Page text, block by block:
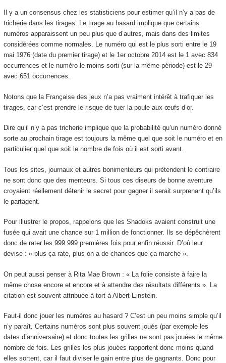
Il y a un consensus chez les statisticiens pour estimer qu’il n’y a pas de
tricherie dans les tirages. Le tirage au hasard implique que certains
numéros apparaissent un peu plus que d’autres, mais dans des limites
considérées comme normales. Le numéro qui est le plus sorti entre le 19
mai 1976 (date du premier tirage) et le 1eroctobre 2014 est le 1 avec 834
occurrences et le numéro le moins sorti (sur la même période) est le 29
avec 651 occurrences.
Notons que la Française des jeux n’a pas vraiment intérêt à trafiquer les
tirages, car c’est prendre le risque de tuer la poule aux œufs d’or.
Dire qu’il n’y a pas tricherie implique que la probabilité qu’un numéro donné
sorte au prochain tirage est toujours la même quel que soit le numéro et en
particulier quel que soit le nombre de fois où il est sorti avant.
Tous les sites, journaux et autres bonimenteurs qui prétendent le contraire
ne sont donc que des menteurs. Si tous ces diseurs de bonne aventure
croyaient réellement détenir le secret pour gagner il serait surprenant qu’ils
le partagent.
Pour illustrer le propos, rappelons que les Shadoks avaient construit une
fusée qui avait une chance sur 1 million de fonctionner. Ils se dépêchèrent
donc de rater les 999 999 premières fois pour enfin réussir. D’où leur
devise : « plus ça rate, plus on a de chances que ça marche ».
On peut aussi penser à Rita Mae Brown : « La folie consiste à faire la
même chose encore et encore et à attendre des résultats différents ». La
citation est souvent attribuée à tort à Albert Einstein.
Faut-il donc jouer les numéros au hasard ? C’est un peu moins simple qu’il
n’y paraît. Certains numéros sont plus souvent joués (par exemple les
dates d’anniversaire) et donc toutes les grilles ne sont pas jouées le même
nombre de fois. Les grilles les plus jouées rapportent donc moins quand
elles sortent, car il faut diviser le gain entre plus de gagnants. Donc pour